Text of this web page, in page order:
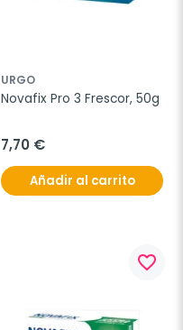
URGO
Novafix Pro 3 Frescor, 50g
7,70 €
Añadir al carrito
favorite_border